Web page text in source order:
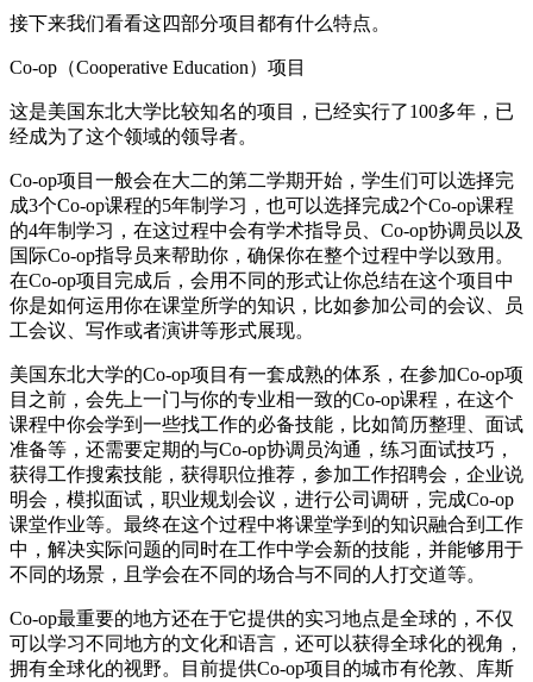
接下来我们看看这四部分项目都有什么特点。
Co-op（Cooperative Education）项目
这是美国东北大学比较知名的项目，已经实行了100多年，已
经成为了这个领域的领导者。
Co-op项目一般会在大二的第二学期开始，学生们可以选择完
成3个Co-op课程的5年制学习，也可以选择完成2个Co-op课程
的4年制学习，在这过程中会有学术指导员、Co-op协调员以及
国际Co-op指导员来帮助你，确保你在整个过程中学以致用。
在Co-op项目完成后，会用不同的形式让你总结在这个项目中
你是如何运用你在课堂所学的知识，比如参加公司的会议、员
工会议、写作或者演讲等形式展现。
美国东北大学的Co-op项目有一套成熟的体系，在参加Co-op项
目之前，会先上一门与你的专业相一致的Co-op课程，在这个
课程中你会学到一些找工作的必备技能，比如简历整理、面试
准备等，还需要定期的与Co-op协调员沟通，练习面试技巧，
获得工作搜索技能，获得职位推荐，参加工作招聘会，企业说
明会，模拟面试，职业规划会议，进行公司调研，完成Co-op
课堂作业等。最终在这个过程中将课堂学到的知识融合到工作
中，解决实际问题的同时在工作中学会新的技能，并能够用于
不同的场景，且学会在不同的场合与不同的人打交道等。
Co-op最重要的地方还在于它提供的实习地点是全球的，不仅
可以学习不同地方的文化和语言，还可以获得全球化的视角，
拥有全球化的视野。目前提供Co-op项目的城市有伦敦、库斯